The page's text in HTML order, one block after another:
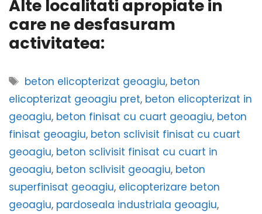
Alte localitati apropiate in
care ne desfasuram
activitatea:
Etichete
beton elicopterizat geoagiu, beton
elicopterizat geoagiu pret, beton elicopterizat in
geoagiu, beton finisat cu cuart geoagiu, beton
finisat geoagiu, beton sclivisit finisat cu cuart
geoagiu, beton sclivisit finisat cu cuart in
geoagiu, beton sclivisit geoagiu, beton
superfinisat geoagiu, elicopterizare beton
geoagiu, pardoseala industriala geoagiu,